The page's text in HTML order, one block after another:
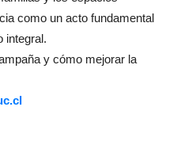
como un acto fundamental
integral.
y cómo mejorar la